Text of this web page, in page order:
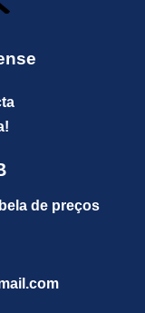
de preços
ail.com